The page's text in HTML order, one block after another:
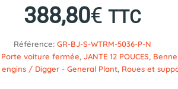
388,80€ TTC
Référence:GR-BJ-S-WTRM-5036-P-N
Porte voiture fermée, JANTE 12 POUCES,
engins / Digger - General Plant, Roues et